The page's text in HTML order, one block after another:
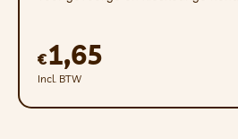
€1,65
Incl. BTW